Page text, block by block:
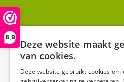
8,9
Deze website maakt
van cookies.
Deze website gebruikt cookies om